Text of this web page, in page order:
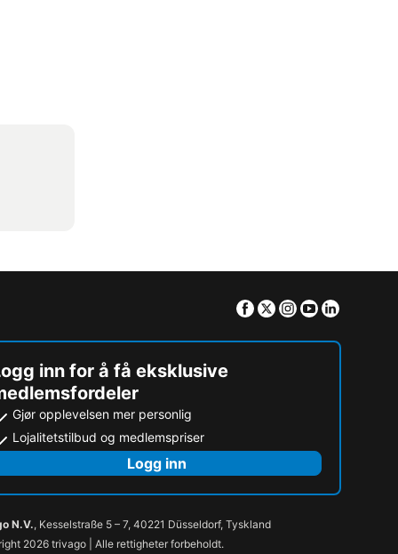
Facebook
TwitterInstagram
Youtube
inn for å få eksklusive
Gjør opplevelsen mer personlig
Lojalitetstilbud og medlemspriser
Logg inn
N.V., Kesselstraße 5 – 7, 40221 Düsseldorf, Tyskland
2026 trivago | Alle rettigheter forbeholdt.